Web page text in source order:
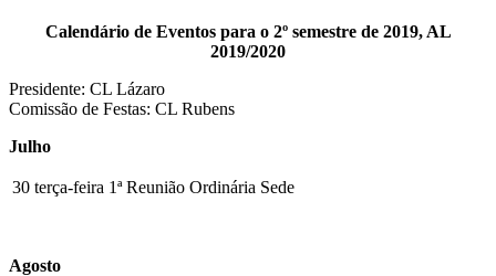
Calendário de Eventos para o 2º semestre de 2019, AL
2019/2020
Presidente: CL Lázaro
Comissão de Festas: CL Rubens
Julho
30 terça-feira 1ª Reunião Ordinária Sede
Agosto